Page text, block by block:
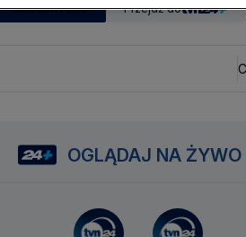
SUBSKRYBUJ Przejdź do
OGLĄDAJ NA ŻYWO